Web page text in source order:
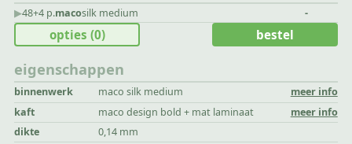
▶︎48+4 p.macosilk medium -
eigenschappen
binnenwerk maco silk medium
meer info
kaft
maco design bold + mat laminaat
meer info
dikte
0,14 mm
opties (0) bestel